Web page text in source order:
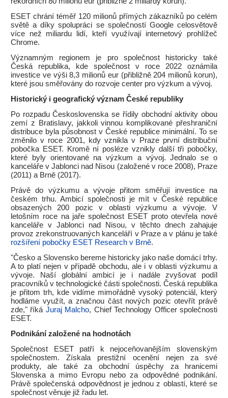
ESET chrání téměř 120 milionů přímých zákazníků po celém
světě a díky spolupráci se společností Google celosvětově
více než miliardu lidí, kteří využívají internetový prohlížeč
Chrome.
Významným regionem je pro společnost historicky také
Česká republika, kde společnost v roce 2022 oznámila
investice ve výši 8,3 milionů eur (přibližně 204 milionů korun),
které jsou směřovány do rozvoje center pro výzkum a vývoj.
Historický i geografický význam České republiky
Po rozpadu Československa se řídily obchodní aktivity obou
zemí z Bratislavy, jakkoli vinnou komplikované přeshraniční
distribuce byla působnost v České republice minimální. To se
změnilo v roce 2001, kdy vznikla v Praze první distribuční
pobočka ESET. Kromě ní posléze vznikly další tři pobočky,
které byly orientované na výzkum a vývoj. Jednalo se o
kanceláře v Jablonci nad Nisou (založené v roce 2008), Praze
(2011) a Brně (2017).
Právě do výzkumu a vývoje přitom směřují investice na
českém trhu. Ambicí společnosti je mít v České republice
obsazených 200 pozic v oblasti výzkumu a vývoje. V
letošním roce na jaře společnost ESET proto otevřela nové
kanceláře v Jablonci nad Nisou, v těchto dnech zahajuje
provoz zrekonstruovaných kanceláří v Praze a v plánu je také
rozšíření pobočky ESET Research v Brně.
"Česko a Slovensko bereme historicky jako naše domácí trhy.
A to platí nejen v případě obchodu, ale i v oblasti výzkumu a
vývoje. Naší globální ambicí je i nadále zvyšovat podíl
pracovníků v technologické části společnosti. Česká republika
je přitom trh, kde vidíme mimořádně vysoký potenciál, který
hodláme využít, a značnou část nových pozic otevřít právě
zde," říká Juraj Malcho, Chief Technology Officer společnosti
ESET.
Podnikání založené na hodnotách
Společnost ESET patří k nejoceňovanějším slovenským
společnostem. Získala prestižní ocenění nejen za své
produkty, ale také za obchodní úspěchy za hranicemi
Slovenska a mimo Evropu nebo za odpovědné podnikání.
Právě společenská odpovědnost je jednou z oblastí, které se
společnost věnuje již řadu let.